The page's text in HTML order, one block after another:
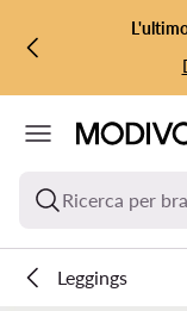
VAI AL
VAI ALLA RICERCA
Ricerca per
Leggings